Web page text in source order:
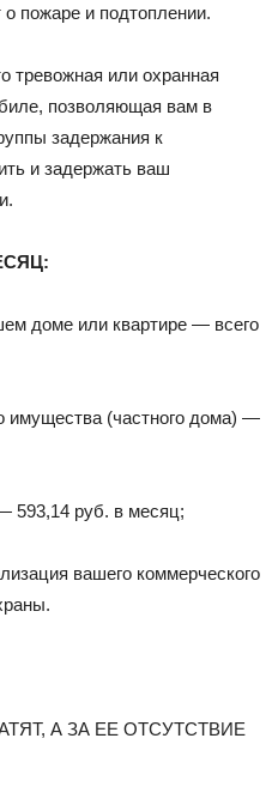
пожаре и подтоплении.
тревожная или охранная
позволяющая вам в
задержания к
и задержать ваш
доме или квартире — всего
имущества (частного дома) —
593,14 руб. в месяц;
вашего коммерческого
А ЗА ЕЕ ОТСУТСТВИЕ